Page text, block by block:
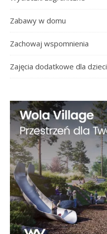
Zabawy w domu
Zachowaj wspomnienia
Zajęcia dodatkowe dla dzieci